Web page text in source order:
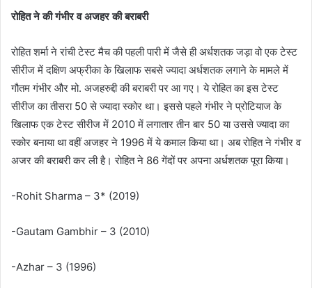
रोहित ने की गंभीर व अजहर की बराबरी
रोहित शर्मा ने रांची टेस्ट मैच की पहली पारी में जैसे ही अर्धशतक जड़ा वो एक टेस्ट
सीरीज में दक्षिण अफ्रीका के खिलाफ सबसे ज्यादा अर्धशतक लगाने के मामले में
गौतम गंभीर और मो. अजहरुद्दी की बराबरी पर आ गए। ये रोहित का इस टेस्ट
सीरीज का तीसरा 50 से ज्यादा स्कोर था। इससे पहले गंभीर ने प्रोटियाज के
खिलाफ एक टेस्ट सीरीज में 2010 में लगातार तीन बार 50 या उससे ज्यादा का
स्कोर बनाया था वहीं अजहर ने 1996 में ये कमाल किया था। अब रोहित ने गंभीर व
अजर की बराबरी कर ली है। रोहित ने 86 गेंदों पर अपना अर्धशतक पूरा किया।
-Rohit Sharma – 3* (2019)
-Gautam Gambhir – 3 (2010)
-Azhar – 3 (1996)